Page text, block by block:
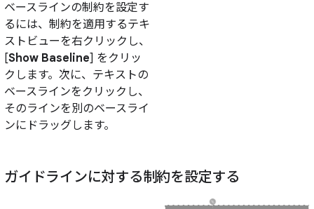
ベースラインの制約を設定す
るには、制約を適用するテキ
ストビューを右クリックし、
[Show Baseline] をクリッ
クします。次に、テキストの
ベースラインをクリックし、
そのラインを別のベースライ
ンにドラッグします。
ガイドラインに対する制約を設定する